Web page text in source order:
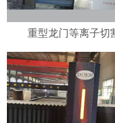
重型龙门等离子切